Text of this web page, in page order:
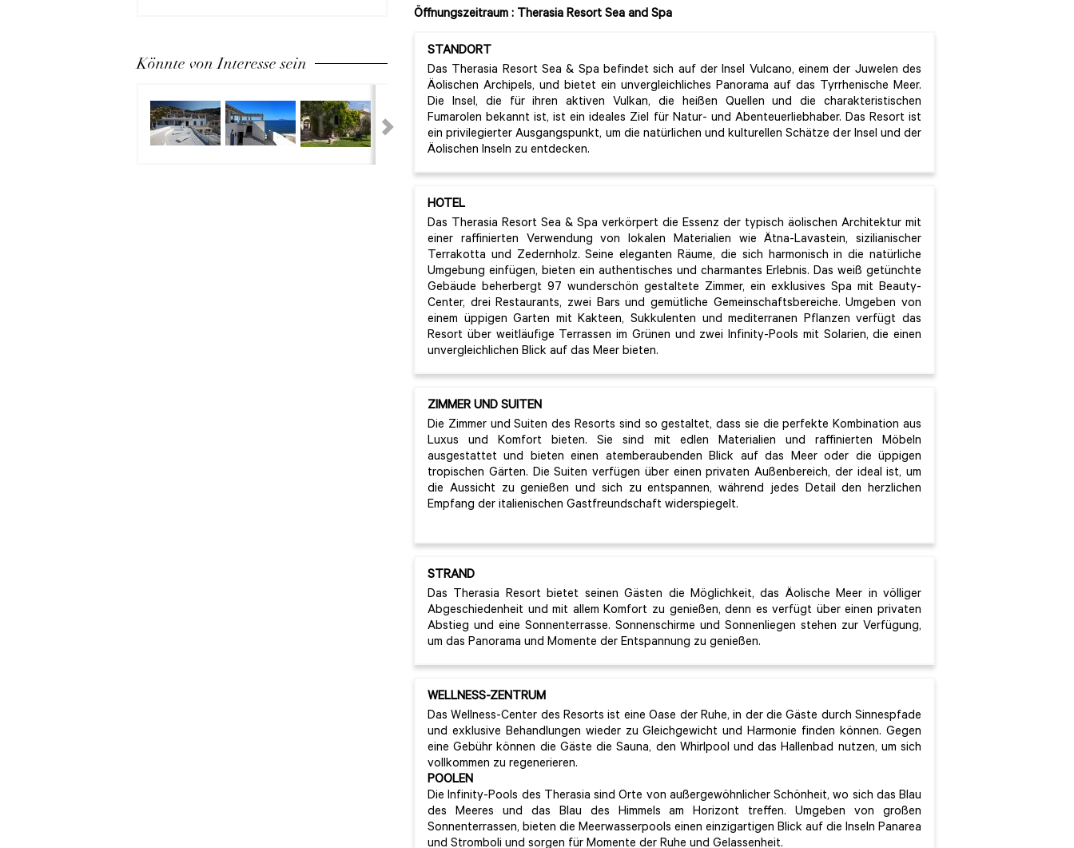
Könnte von Interesse sein
Öffnungszeitraum : Therasia Resort Sea and Spa
STANDORT
Das Therasia Resort Sea & Spa befindet sich auf der Insel Vulcano, einem der Juwelen des
Äolischen Archipels, und bietet ein unvergleichliches Panorama auf das Tyrrhenische Meer.
Die Insel, die für ihren aktiven Vulkan, die heißen Quellen und die charakteristischen
Fumarolen bekannt ist, ist ein ideales Ziel für Natur- und Abenteuerliebhaber. Das Resort ist
ein privilegierter Ausgangspunkt, um die natürlichen und kulturellen Schätze der Insel und der
Äolischen Inseln zu entdecken.
HOTEL
Das Therasia Resort Sea & Spa verkörpert die Essenz der typisch äolischen Architektur mit
einer raffinierten Verwendung von lokalen Materialien wie Ätna-Lavastein, sizilianischer
Terrakotta und Zedernholz. Seine eleganten Räume, die sich harmonisch in die natürliche
Umgebung einfügen, bieten ein authentisches und charmantes Erlebnis. Das weiß getünchte
Gebäude beherbergt 97 wunderschön gestaltete Zimmer, ein exklusives Spa mit Beauty-
Center, drei Restaurants, zwei Bars und gemütliche Gemeinschaftsbereiche. Umgeben von
einem üppigen Garten mit Kakteen, Sukkulenten und mediterranen Pflanzen verfügt das
Resort über weitläufige Terrassen im Grünen und zwei Infinity-Pools mit Solarien, die einen
unvergleichlichen Blick auf das Meer bieten.
ZIMMER UND SUITEN
Die Zimmer und Suiten des Resorts sind so gestaltet, dass sie die perfekte Kombination aus
Luxus und Komfort bieten. Sie sind mit edlen Materialien und raffinierten Möbeln
ausgestattet und bieten einen atemberaubenden Blick auf das Meer oder die üppigen
tropischen Gärten. Die Suiten verfügen über einen privaten Außenbereich, der ideal ist, um
die Aussicht zu genießen und sich zu entspannen, während jedes Detail den herzlichen
Empfang der italienischen Gastfreundschaft widerspiegelt.
STRAND
Das Therasia Resort bietet seinen Gästen die Möglichkeit, das Äolische Meer in völliger
Abgeschiedenheit und mit allem Komfort zu genießen, denn es verfügt über einen privaten
Abstieg und eine Sonnenterrasse. Sonnenschirme und Sonnenliegen stehen zur Verfügung,
um das Panorama und Momente der Entspannung zu genießen.
WELLNESS-ZENTRUM
Das Wellness-Center des Resorts ist eine Oase der Ruhe, in der die Gäste durch Sinnespfade
und exklusive Behandlungen wieder zu Gleichgewicht und Harmonie finden können. Gegen
eine Gebühr können die Gäste die Sauna, den Whirlpool und das Hallenbad nutzen, um sich
vollkommen zu regenerieren.
POOLEN
Die Infinity-Pools des Therasia sind Orte von außergewöhnlicher Schönheit, wo sich das Blau
des Meeres und das Blau des Himmels am Horizont treffen. Umgeben von großen
Sonnenterrassen, bieten die Meerwasserpools einen einzigartigen Blick auf die Inseln Panarea
und Stromboli und sorgen für Momente der Ruhe und Gelassenheit.